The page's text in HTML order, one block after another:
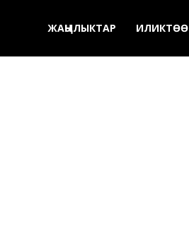
ЖАҢЫЛЫКТАР ИЛИКТӨӨ